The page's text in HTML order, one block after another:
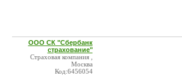
ООО СК "Сбербанк
страхование"
Страховая компания ,
Москва
Код:6456054